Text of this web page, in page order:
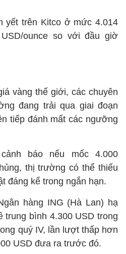
yết trên Kitco ở mức 4.014
ounce so với đầu giờ
vàng thế giới, các chuyên
đang trải qua giai đoạn
tiếp đánh mất các ngưỡng
báo nếu mốc 4.000
thị trường có thể thiếu
đáng kể trong ngắn hạn.
hàng ING (Hà Lan) hạ
trung bình 4.300 USD trong
quý IV, lần lượt thấp hơn
USD đưa ra trước đó.